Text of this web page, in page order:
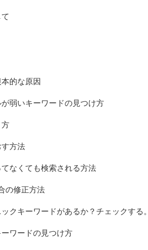
的な原因
弱いキーワードの見つけ方
方
す方法
なくても検索される方法
の修正方法
クキーワードがあるか？チェックする。
ワードの見つけ方